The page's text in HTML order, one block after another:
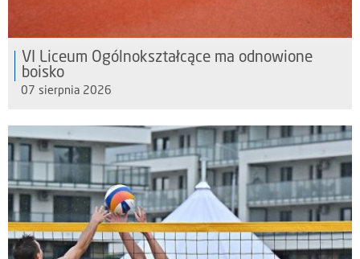
VI Liceum Ogólnokształcące ma odnowione
boisko
07 sierpnia 2026